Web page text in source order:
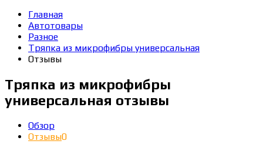
Главная
Автотовары
Разное
Тряпка из микрофибры универсальная
Отзывы
Тряпка из микрофибры
универсальная отзывы
Обзор
Отзывы0